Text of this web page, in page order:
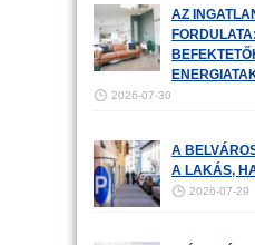
AZ
2026-07-30
A
A LAKÁS,
2026-07-29